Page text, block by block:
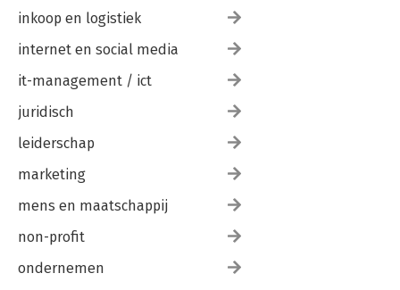
inkoop en logistiek
internet en social media
it-management / ict
juridisch
leiderschap
marketing
mens en maatschappij
non-profit
ondernemen